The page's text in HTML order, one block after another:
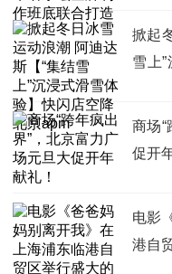
掀起
雪上
商场“
促开
电影
港自